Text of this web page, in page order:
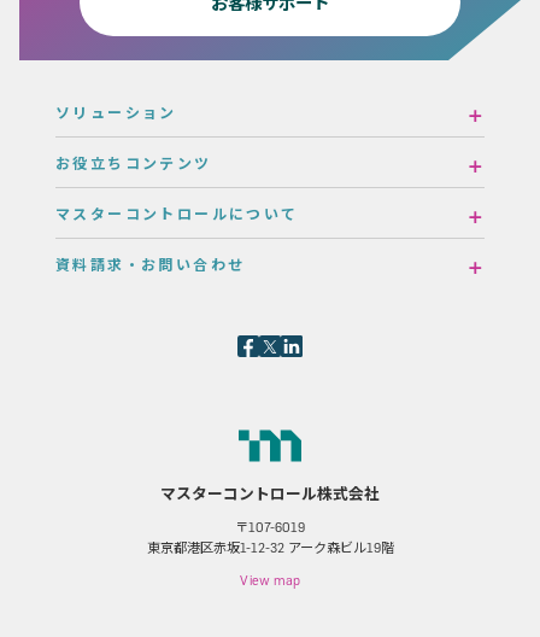
ソリューション
お役立ちコンテンツ
マスターコントロールについて
資料請求・お問い合わせ
マスターコントロール株式会社
〒107-6019
東京都港区赤坂1-12-32 アーク森ビル19階
View map